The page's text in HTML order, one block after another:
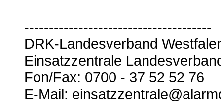
--------------------------------------
DRK-Landesverband
Einsatzzentrale
Fon/Fax: 0700 - 37 52 52 76
E-Mail: